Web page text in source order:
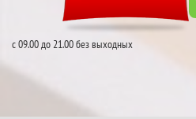
с 09.00 до 21.00 без выходных